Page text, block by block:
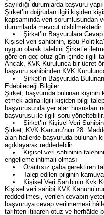
sayıldığı durumlarda başvuru
Şirket’in doğrudan ilgili kişiden
kapsamında veri sorumlusundan
durumlarda mevcut olabilmektedir.
• Şirket’in Başvurulara Cevap
Kişisel veri sahibinin, işbu
uygun olarak talebini Şirket’e
göre en geç otuz gün içinde ilgili
Ancak, KVK Kurulunca bir ücret
başvuru sahibinden KVK
• Şirket’in Başvuruda Bulunan
Edebileceği Bilgiler
Şirket, başvuruda bulunan kişinin
etmek adına ilgili kişiden bilgi
başvurusunda yer alan hususları
başvurusu ile ilgili soru yöneltebilir.
• Şirket’in Kişisel Veri
Şirket, KVK Kanunu’nun 28.
alan hallerde başvuruda bulunan
açıklayarak reddedebilir:
• Kişisel veri sahibinin
engelleme ihtimali olması
• Orantısız çaba gerektiren
• Talep edilen bilginin kamuya
• Kişisel Veri Sahibinin Kvk
Kişisel veri sahibi KVK
reddedilmesi, verilen cevabın
başvuruya cevap verilmemesi
tarihten itibaren otuz ve herhâlde